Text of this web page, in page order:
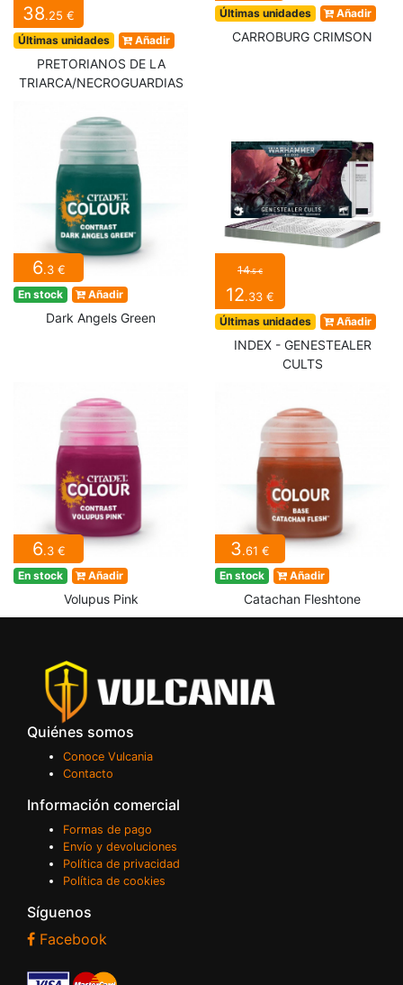
38.25 €
Últimas unidades Añadir
PRETORIANOS DE LA
TRIARCA/NECROGUARDIAS
Últimas unidades Añadir
CARROBURG CRIMSON
6.3 €
En stock Añadir
Dark Angels Green
14.5 €
12.33 €
Últimas unidades Añadir
INDEX - GENESTEALER
CULTS
6.3 €
En stock Añadir
Volupus Pink
3.61 €
En stock Añadir
Catachan Fleshtone
Quiénes somos
Conoce Vulcania
Contacto
Información comercial
Formas de pago
Envío y devoluciones
Política de privacidad
Política de cookies
Síguenos
Facebook